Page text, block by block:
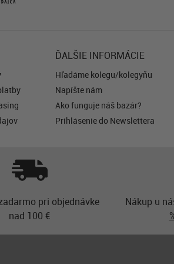
ĎALŠIE INFORMÁCIE
Hľadáme kolegu/kolegyňu
Napíšte nám
Ako funguje náš bazár?
Prihlásenie do Newslettera
pri objednávke
nad 100 €
Nákup u